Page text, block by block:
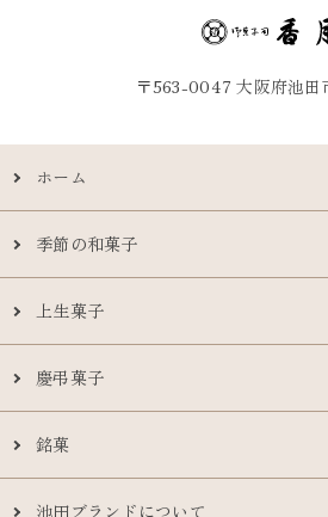
〒563-0047 大阪府池田
ホーム
季節の和菓子
上生菓子
慶弔菓子
銘菓
池田ブランドについて